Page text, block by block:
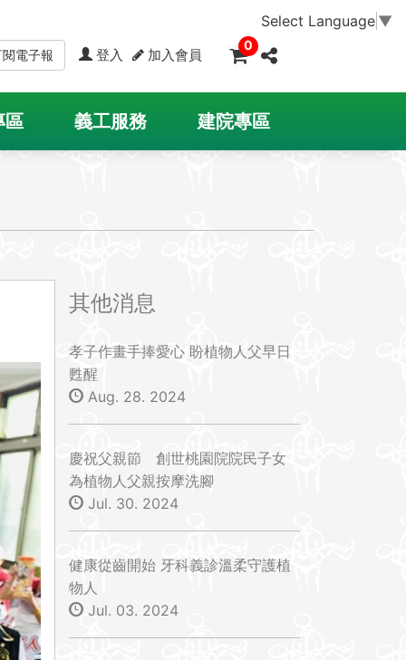
Select Language ▼
閱電子報 登入 加入會員
0
區 義工服務 建院專區
其他消息
孝子作畫手捧愛心 盼植物人父早日
甦醒
Aug. 28. 2024
慶祝父親節 創世桃園院院民子女
為植物人父親按摩洗腳
Jul. 30. 2024
健康從齒開始 牙科義診溫柔守護植
物人
Jul. 03. 2024